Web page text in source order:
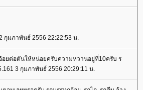
กุมภาพันธ์ 2556 22:22:53 น.
อยต่อตันให้หน่อยครับความหวานอยู่ที่10ครับ ร
3 กุมภาพันธ์ 2556 20:29:11 น.